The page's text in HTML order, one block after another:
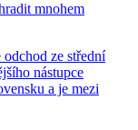
mnohem
ze střední
nástupce
a je mezi